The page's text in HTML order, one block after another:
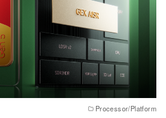
Processor/Platform